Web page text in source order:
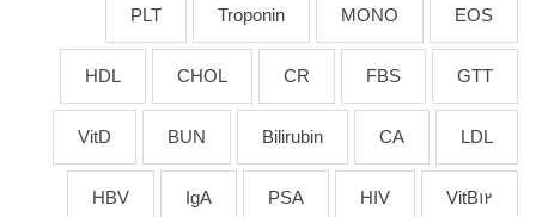
EOS
MONO
Troponin
PLT
GTT
FBS
CR
CHOL
HDL
LDL
CA
Bilirubin
BUN
VitD
VitB12
HIV
PSA
IgA
HBV